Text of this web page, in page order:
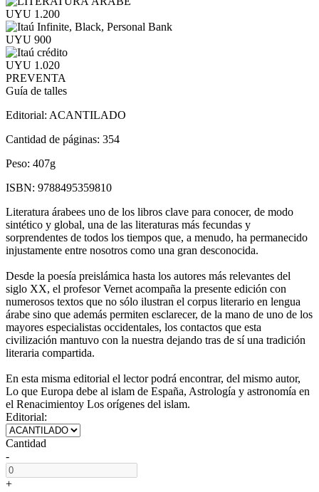
UYU 1.200
UYU 900
UYU 1.020
PREVENTA
Guía de talles
Editorial: ACANTILADO
Cantidad de páginas: 354
Peso: 407g
ISBN: 9788495359810
Literatura árabees uno de los libros clave para conocer, de modo
sintético y global, una de las literaturas más fecundas y
sorprendentes de todos los tiempos que, a menudo, ha permanecido
injustamente entre nosotros como una gran desconocida.
Desde la poesía preislámica hasta los autores más relevantes del
siglo XX, el profesor Vernet acompaña la presente edición con
numerosos textos que no sólo ilustran el corpus literario en lengua
árabe sino que además permiten esclarecer, de la mano de uno de los
mayores especialistas occidentales, los contactos que esta
civilización mantuvo con la nuestra dejando tras de sí una tradición
literaria compartida.
En esta misma editorial el lector podrá encontrar, del mismo autor,
Lo que Europa debe al islam de España, Astrología y astronomía en
el Renacimientoy Los orígenes del islam.
Editorial:
Cantidad
-
+